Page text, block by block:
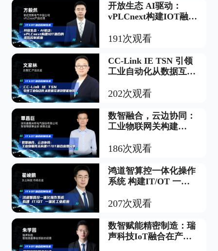
开放生态 AI驱动：
vPLCnext构建IOT融合
191次观看
CC-Link IE TSN 引领
工业自动化从数据互通
202次观看
数智融合，云边协同：
工业物联网关构建
186次观看
鸿道智算控一体化操作
系统 构建IT/OT 一体
207次观看
数智赋能精密制造：瑞
声科技IoT融合在产线